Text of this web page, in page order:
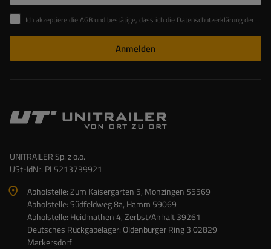
Ich akzeptiere die AGB und bestätige, dass ich die Datenschutzerklärung der Website zur Kenntnis genommen habe
Anmelden
UNITRAILER Sp. z o.o.
USt-IdNr: PL5213739921
Abholstelle: Zum Kaisergarten 5, Monzingen 55569
Abholstelle: Südfeldweg 8a, Hamm 59069
Abholstelle: Heidmathen 4, Zerbst/Anhalt 39261
Deutsches Rückgabelager: Oldenburger Ring 3 02829
Markersdorf